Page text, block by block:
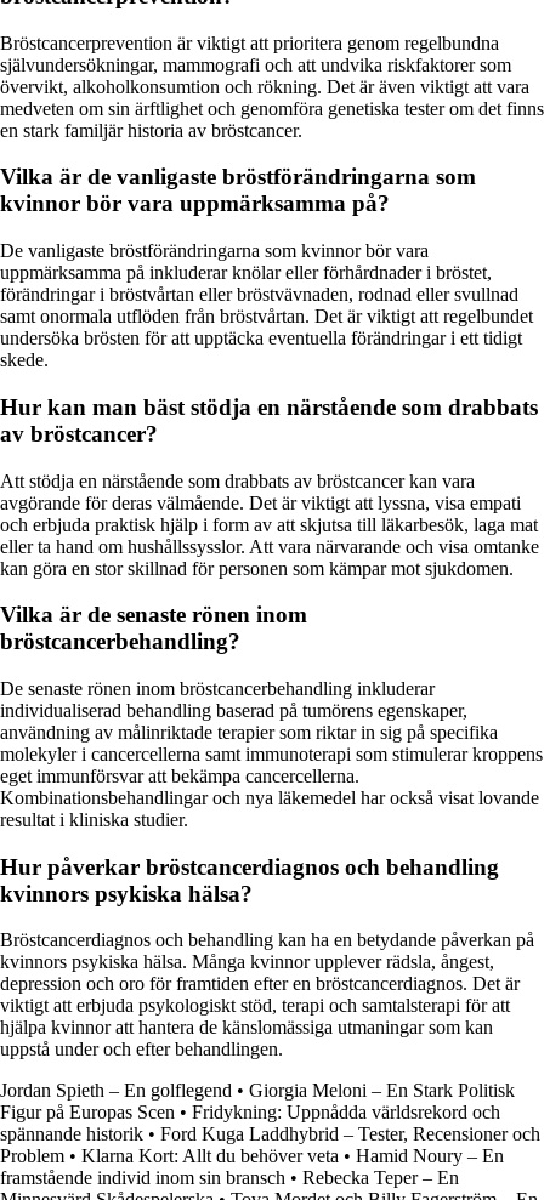
Bröstcancerprevention är viktigt att prioritera genom regelbundna
självundersökningar, mammografi och att undvika riskfaktorer som
övervikt, alkoholkonsumtion och rökning. Det är även viktigt att vara
medveten om sin ärftlighet och genomföra genetiska tester om det finns
en stark familjär historia av bröstcancer.
Vilka är de vanligaste bröstförändringarna som
kvinnor bör vara uppmärksamma på?
De vanligaste bröstförändringarna som kvinnor bör vara
uppmärksamma på inkluderar knölar eller förhårdnader i bröstet,
förändringar i bröstvårtan eller bröstvävnaden, rodnad eller svullnad
samt onormala utflöden från bröstvårtan. Det är viktigt att regelbundet
undersöka brösten för att upptäcka eventuella förändringar i ett tidigt
skede.
Hur kan man bäst stödja en närstående som drabbats
av bröstcancer?
Att stödja en närstående som drabbats av bröstcancer kan vara
avgörande för deras välmående. Det är viktigt att lyssna, visa empati
och erbjuda praktisk hjälp i form av att skjutsa till läkarbesök, laga mat
eller ta hand om hushållssysslor. Att vara närvarande och visa omtanke
kan göra en stor skillnad för personen som kämpar mot sjukdomen.
Vilka är de senaste rönen inom
bröstcancerbehandling?
De senaste rönen inom bröstcancerbehandling inkluderar
individualiserad behandling baserad på tumörens egenskaper,
användning av målinriktade terapier som riktar in sig på specifika
molekyler i cancercellerna samt immunoterapi som stimulerar kroppens
eget immunförsvar att bekämpa cancercellerna.
Kombinationsbehandlingar och nya läkemedel har också visat lovande
resultat i kliniska studier.
Hur påverkar bröstcancerdiagnos och behandling
kvinnors psykiska hälsa?
Bröstcancerdiagnos och behandling kan ha en betydande påverkan på
kvinnors psykiska hälsa. Många kvinnor upplever rädsla, ångest,
depression och oro för framtiden efter en bröstcancerdiagnos. Det är
viktigt att erbjuda psykologiskt stöd, terapi och samtalsterapi för att
hjälpa kvinnor att hantera de känslomässiga utmaningar som kan
uppstå under och efter behandlingen.
Jordan Spieth – En golflegend • Giorgia Meloni – En Stark Politisk
Figur på Europas Scen • Fridykning: Uppnådda världsrekord och
spännande historik • Ford Kuga Laddhybrid – Tester, Recensioner och
Problem • Klarna Kort: Allt du behöver veta • Hamid Noury – En
framstående individ inom sin bransch • Rebecka Teper – En